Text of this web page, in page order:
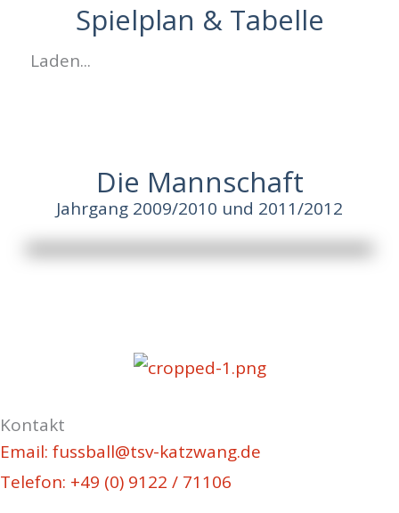
Spielplan & Tabelle
Laden...
Die Mannschaft
Jahrgang 2009/2010 und 2011/2012
Kontakt
Email: fussball@tsv-katzwang.de
Telefon: +49 (0) 9122 / 71106